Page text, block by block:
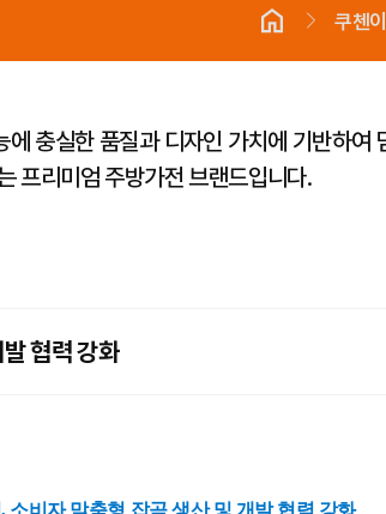
쿠첸
충실한 품질과 디자인 가치에 기반하여
프리미엄 주방가전 브랜드입니다.
협력 강화